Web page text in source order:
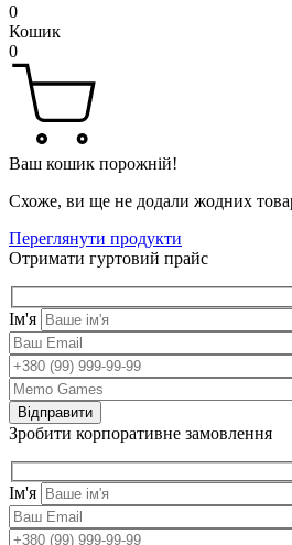
0
Кошик
0
Ваш кошик порожній!
Схоже, ви ще не додали жодних
Переглянути продукти
Отримати гуртовий прайс
Ім'я
Зробити корпоративне замовлення
Ім'я